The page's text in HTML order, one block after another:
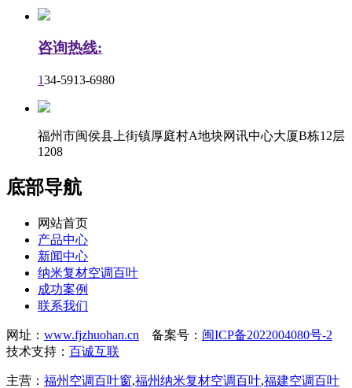
咨询热线:
134-5913-6980
福州市闽侯县上街镇厚庭村A地块网讯中心大厦B栋12层
1208
底部导航
网站首页
产品中心
新闻中心
纳米复材空调百叶
成功案例
联系我们
网址： www.fjzhuohan.cn 备案号： 闽ICP备2022004080号-2
技术支持： 百诚互联
主营： 福州空调百叶窗,福州纳米复材空调百叶,福建空调百叶